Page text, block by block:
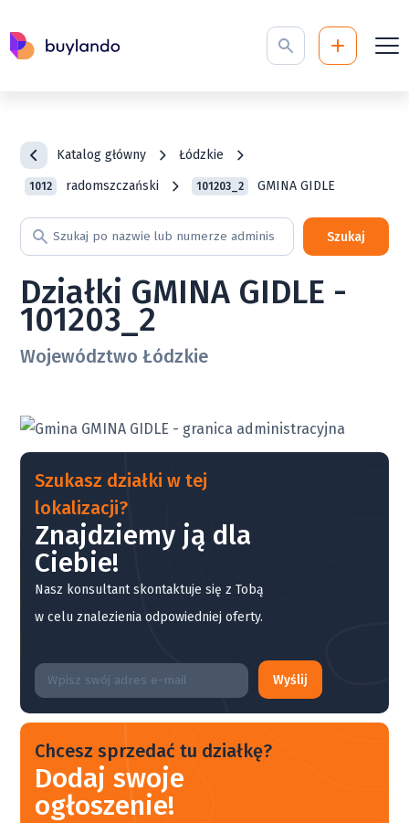
Katalog główny Łódzkie
1012 radomszczański 101203_2 GMINA GIDLE
Szukaj
Działki GMINA GIDLE -
101203_2
Województwo Łódzkie
Szukasz działki w tej
lokalizacji?
Znajdziemy ją dla
Ciebie!
Nasz konsultant skontaktuje się z Tobą
w celu znalezienia odpowiedniej oferty.
Wyślij
Chcesz sprzedać tu działkę?
Dodaj swoje
ogłoszenie!